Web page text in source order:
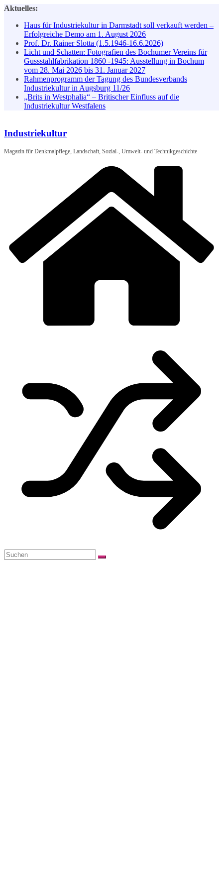
Zum
springen
Aktuelles:
Haus für Industriekultur in Darmstadt soll verkauft werden –
Erfolgreiche Demo am 1. August 2026
Prof. Dr. Rainer Slotta (1.5.1946-16.6.2026)
Licht und Schatten: Fotografien des Bochumer Vereins für
Gussstahlfabrikation 1860 -1945: Ausstellung in Bochum
vom 28. Mai 2026 bis 31. Januar 2027
Rahmenprogramm der Tagung des Bundesverbands
Industriekultur in Augsburg 11/26
„Brits in Westphalia“ – Britischer Einfluss auf die
Industriekultur Westfalens
Industriekultur
Magazin für Denkmalpflege, Landschaft, Sozial-, Umwelt- und Technikgeschichte